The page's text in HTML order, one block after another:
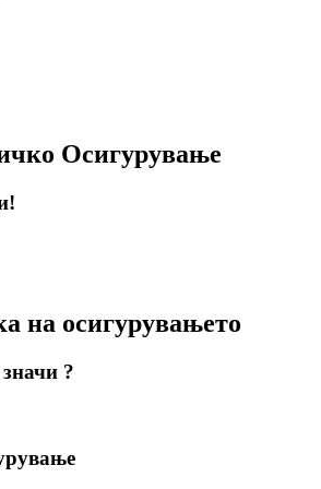
Осигурување
на осигурувањето
?